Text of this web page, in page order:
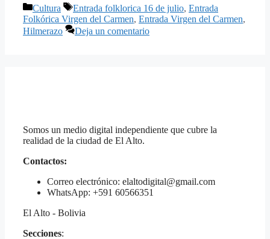
Categorías
Cultura Etiquetas
Entrada folklorica 16 de julio, Entrada
Folkórica Virgen del Carmen, Entrada Virgen del Carmen,
Hilmerazo
Deja un comentario
Somos un medio digital independiente que cubre la
realidad de la ciudad de El Alto.
Contactos:
Correo electrónico: elaltodigital@gmail.com
WhatsApp: +591 60566351
El Alto - Bolivia
Secciones: